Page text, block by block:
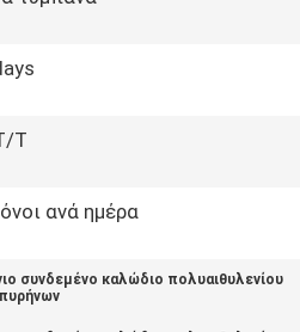
T
ανά ημέρα
συνδεμένο καλώδιο πολυαιθυλενίου